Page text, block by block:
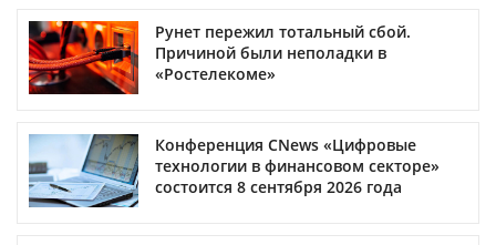
Рунет пережил тотальный сбой.
Причиной были неполадки в
«Ростелекоме»
Конференция CNews «Цифровые
технологии в финансовом секторе»
состоится 8 сентября 2026 года